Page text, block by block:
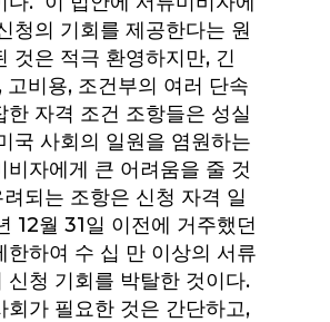
청의 기회를 제공한다는 원
것은 적극 환영하지만, 긴
고비용, 조건부의 여러 단속
한 자격 조건 조항들은 성실
국 사회의 일원을 염원하는
비자에게 큰 어려움을 줄 것
되는 조항은 신청 자격 일
12월 31일 이전에 거주했던
한하여 수 십 만 이상의 서류
신청 기회를 박탈한 것이다.
회가 필요한 것은 간단하고,